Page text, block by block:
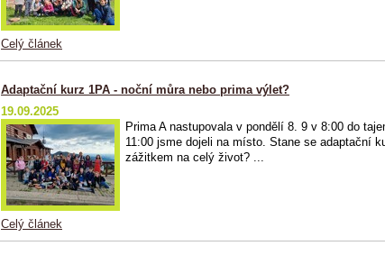
Celý článek
Adaptační kurz 1PA - noční můra nebo prima výlet?
19.09.2025
Prima A nastupovala v pondělí 8. 9 v 8:00 do
11:00 jsme dojeli na místo. Stane se adaptační
zážitkem na celý život? ...
Celý článek